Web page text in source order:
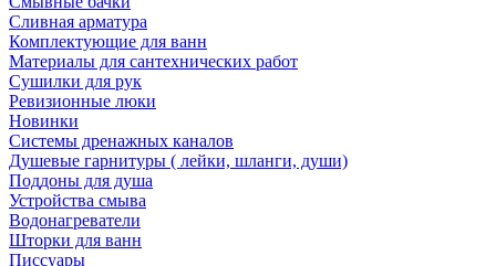
Сливная арматура
Комплектующие для ванн
Материалы для сантехнических работ
Сушилки для рук
Ревизионные люки
Новинки
Системы дренажных каналов
Душевые гарнитуры ( лейки, шланги, души)
Поддоны для душа
Устройства смыва
Водонагреватели
Шторки для ванн
Писсуары